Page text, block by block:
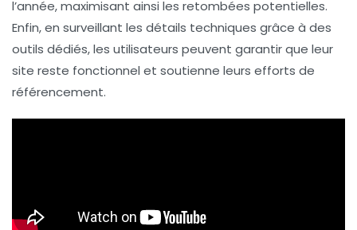
l’année, maximisant ainsi les retombées potentielles.
Enfin, en surveillant les détails techniques grâce à des
outils dédiés, les utilisateurs peuvent garantir que leur
site reste fonctionnel et soutienne leurs efforts de
référencement.